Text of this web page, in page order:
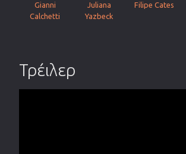
Gianni
Calchetti
Juliana
Yazbeck
Filipe Cates
Τρέιλερ